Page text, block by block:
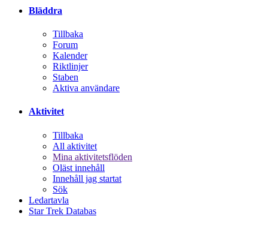
Bläddra
Tillbaka
Forum
Kalender
Riktlinjer
Staben
Aktiva användare
Aktivitet
Tillbaka
All aktivitet
Mina aktivitetsflöden
Oläst innehåll
Innehåll jag startat
Sök
Ledartavla
Star Trek Databas